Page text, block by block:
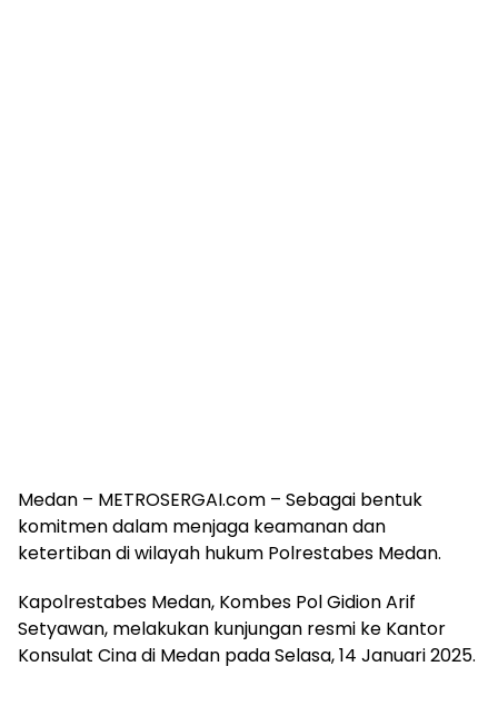
Medan – METROSERGAI.com – Sebagai bentuk
komitmen dalam menjaga keamanan dan
ketertiban di wilayah hukum Polrestabes Medan.
Kapolrestabes Medan, Kombes Pol Gidion Arif
Setyawan, melakukan kunjungan resmi ke Kantor
Konsulat Cina di Medan pada Selasa, 14 Januari 2025.